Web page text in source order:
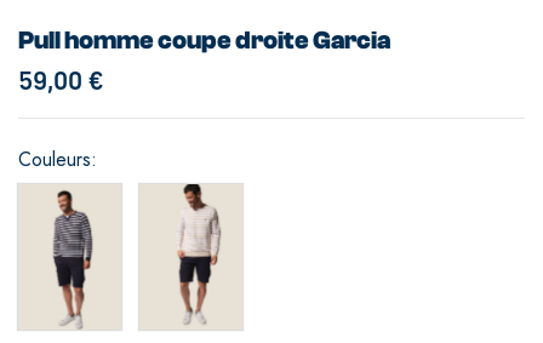
Pull homme coupe droite Garcia
59,00 €
Couleurs